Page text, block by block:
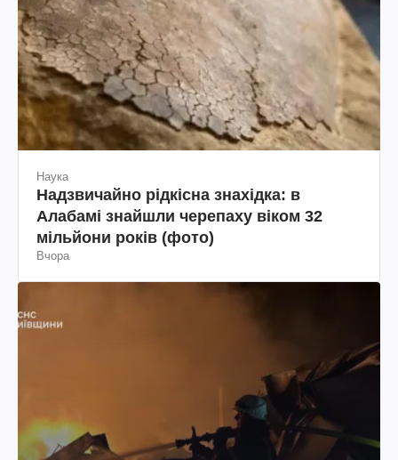
Наука
Надзвичайно рідкісна знахідка: в
Алабамі знайшли черепаху віком 32
мільйони років (фото)
Вчора